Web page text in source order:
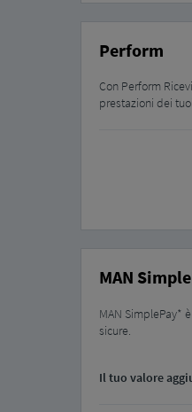
Perform
Con Perform Ricevi
prestazioni dei
MAN
MAN SimplePay*
sicure.
Il tuo valore